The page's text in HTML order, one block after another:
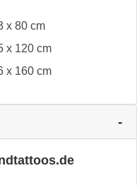
x 80 cm
x 120 cm
x 160 cm